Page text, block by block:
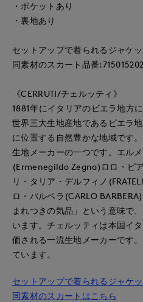
・ポケットあり
・裏地あり
セットアップで着られるジャケ
同素材のスカート品番
《CERRUTI/チェルッティ》
1881年にイタリアのビエラ地方
世界三大生地産地であるビエラ
に位置する自然豊かな地域です
生地メーカーの一つです。エル
(Ermenegildo Zegna)ロロ・ピ
リ・タリア・デルフィノ
ロ・バルベラ(CARLO
まれつきの気品」という意味で
います。チェルッティは本国イ
価される一流生地メーカーです
ています。
セットアップで着られるジャケ
同素材のスカートはこちら